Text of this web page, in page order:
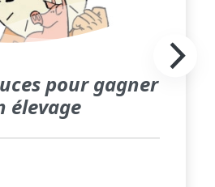
pour gagner
élevage